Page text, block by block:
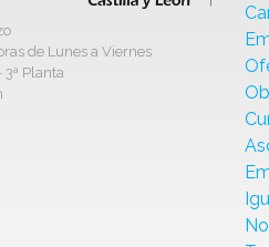
de Lunes a Viernes
Planta